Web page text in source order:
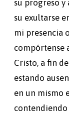
su progreso y
su exultarse
mi presencia
compórtense
Cristo, a fin
estando
en un mismo
contendiendo